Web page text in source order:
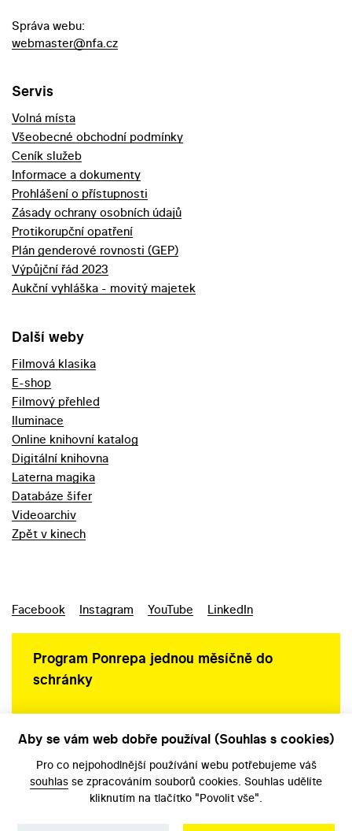
Správa webu:
webmaster@nfa.cz
Servis
Volná místa
Všeobecné obchodní podmínky
Ceník služeb
Informace a dokumenty
Prohlášení o přístupnosti
Zásady ochrany osobních údajů
Protikorupční opatření
Plán genderové rovnosti (GEP)
Výpůjční řád 2023
Aukční vyhláška - movitý majetek
Další weby
Filmová klasika
E-shop
Filmový přehled
Iluminace
Online knihovní katalog
Digitální knihovna
Laterna magika
Databáze šifer
Videoarchiv
Zpět v kinech
Facebook Instagram YouTube LinkedIn
Program Ponrepa jednou měsíčně do
schránky
Aby se vám web dobře používal (Souhlas s cookies)
Pro co nejpohodlnější používání webu potřebujeme váš
souhlas se zpracováním souborů cookies. Souhlas udělíte
kliknutím na tlačítko "Povolit vše".